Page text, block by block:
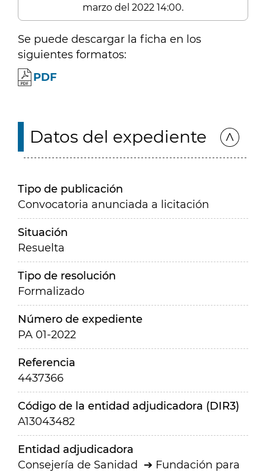
marzo del 2022 14:00.
Se puede descargar la ficha en los
siguientes formatos:
PDF
Datos del expediente
Tipo de publicación
Convocatoria anunciada a licitación
Situación
Resuelta
Tipo de resolución
Formalizado
Número de expediente
PA 01-2022
Referencia
4437366
Código de la entidad adjudicadora (DIR3)
A13043482
Entidad adjudicadora
Consejería de Sanidad
Fundación para